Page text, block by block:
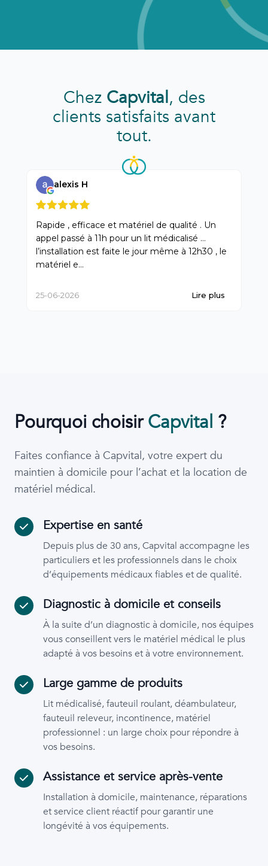
Chez Capvital, des
clients satisfaits avant
tout.
alexis H
Rapide , efficace et matériel de qualité . Un
appel passé à 11h pour un lit médicalisé …
l’installation est faite le jour même à 12h30 , le
matériel e...
25-06-2026 Lire plus
Pourquoi choisir Capvital ?
Faites confiance à Capvital, votre expert du
maintien à domicile pour l’achat et la location de
matériel médical.
Expertise en santé
Depuis plus de 30 ans, Capvital accompagne les
particuliers et les professionnels dans le choix
d’équipements médicaux fiables et de qualité.
Diagnostic à domicile et conseils
À la suite d’un diagnostic à domicile, nos équipes
vous conseillent vers le matériel médical le plus
adapté à vos besoins et à votre environnement.
Large gamme de produits
Lit médicalisé, fauteuil roulant, déambulateur,
fauteuil releveur, incontinence, matériel
professionnel : un large choix pour répondre à
vos besoins.
Assistance et service après-vente
Installation à domicile, maintenance, réparations
et service client réactif pour garantir une
longévité à vos équipements.